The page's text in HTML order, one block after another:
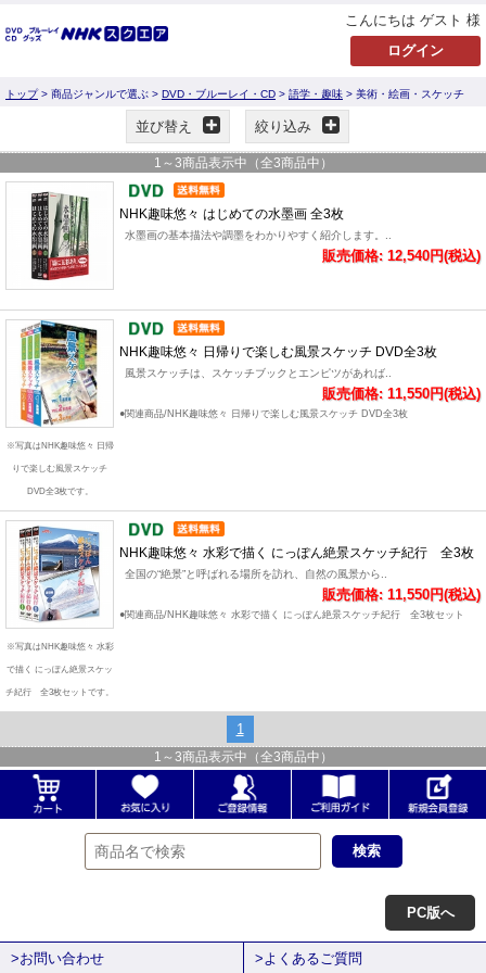
こんにちは ゲスト 様
トップ> 商品ジャンルで選ぶ > DVD・ブルーレイ・CD > 語学・趣味 > 美術・絵画・スケッチ
並び替え 絞り込み
1 ～ 3商品表示中（全3商品中）
NHK趣味悠々 はじめての水墨画 全3枚
水墨画の基本描法や調墨をわかりやすく紹介します。..
販売価格: 12,540円(税込)
※写真はNHK趣味悠々 日帰
りで楽しむ風景スケッチ
DVD全3枚です。
NHK趣味悠々 日帰りで楽しむ風景スケッチ DVD全3枚
風景スケッチは、スケッチブックとエンピツがあれば..
販売価格: 11,550円(税込)
●関連商品/NHK趣味悠々 日帰りで楽しむ風景スケッチ DVD全3枚
※写真はNHK趣味悠々 水彩
で描く にっぽん絶景スケッ
チ紀行 全3枚セットです。
NHK趣味悠々 水彩で描く にっぽん絶景スケッチ紀行 全3枚
全国の“絶景”と呼ばれる場所を訪れ、自然の風景から..
販売価格: 11,550円(税込)
●関連商品/NHK趣味悠々 水彩で描く にっぽん絶景スケッチ紀行 全3枚セット
1
1 ～ 3商品表示中（全3商品中）
PC版へ
>お問い合わせ >よくあるご質問